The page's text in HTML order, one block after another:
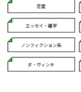
恋愛
エッセイ・雑学
ノンフィクション系
ダ・ヴィンチ